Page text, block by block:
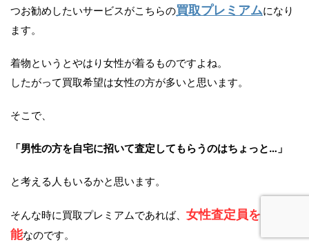
つお勧めしたいサービスがこちらの買取プレミアムになり
ます。
着物というとやはり女性が着るものですよね。
したがって買取希望は女性の方が多いと思います。
そこで、
「男性の方を自宅に招いて査定してもらうのはちょっと…」
と考える人もいるかと思います。
そんな時に買取プレミアムであれば、 女性査定員を指名可
能なのです。